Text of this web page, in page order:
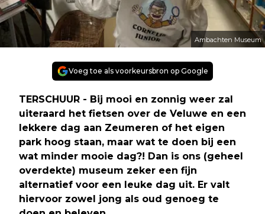
Ambachten Museum
Voeg toe als voorkeursbron op Google
TERSCHUUR - Bij mooi en zonnig weer zal
uiteraard het fietsen over de Veluwe en een
lekkere dag aan Zeumeren of het eigen
park hoog staan, maar wat te doen bij een
wat minder mooie dag?! Dan is ons (geheel
overdekte) museum zeker een fijn
alternatief voor een leuke dag uit. Er valt
hiervoor zowel jong als oud genoeg te